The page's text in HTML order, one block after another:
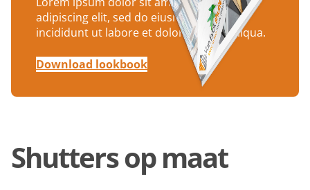
adipiscing elit, sed do eiusmod tempor
incididunt ut labore et dolore magna aliqua.
Download lookbook
Shutters op maat